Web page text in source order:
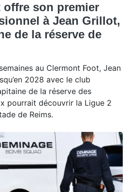
offre son premier
à Jean Grillot,
de la réserve de
au Clermont Foot, Jean
2028 avec le club
de la réserve des
pourrait découvrir la Ligue 2
de Reims.